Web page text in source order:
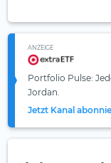
ANZEIGE
Portfolio Pulse:
Jordan.
Jetzt Kanal